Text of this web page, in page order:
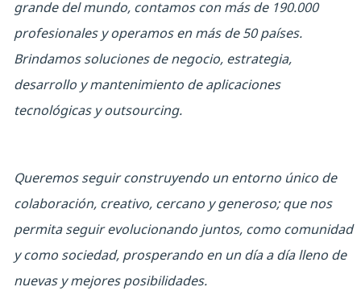
grande del mundo, contamos con más de 190.000
profesionales y operamos en más de 50 países.
Brindamos soluciones de negocio, estrategia,
desarrollo y mantenimiento de aplicaciones
tecnológicas y outsourcing.
Queremos seguir construyendo un entorno único de
colaboración, creativo, cercano y generoso; que nos
permita seguir evolucionando juntos, como comunidad
y como sociedad, prosperando en un día a día lleno de
nuevas y mejores posibilidades.